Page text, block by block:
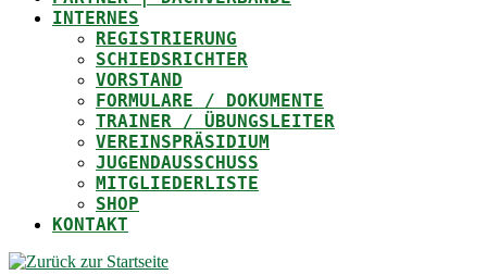
INTERNES
REGISTRIERUNG
SCHIEDSRICHTER
VORSTAND
FORMULARE / DOKUMENTE
TRAINER / ÜBUNGSLEITER
VEREINSPRÄSIDIUM
JUGENDAUSSCHUSS
MITGLIEDERLISTE
SHOP
KONTAKT